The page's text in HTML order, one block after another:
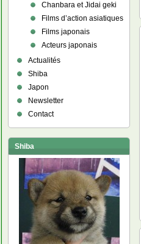
Chanbara et Jidai geki
Films d’action asiatiques
Films japonais
Acteurs japonais
Actualités
Shiba
Japon
Newsletter
Contact
Shiba